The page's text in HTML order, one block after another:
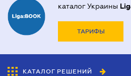
каталог Украины
ТАРИФЫ
КАТАЛОГ РЕШЕНИЙ